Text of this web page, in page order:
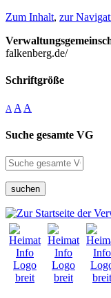
Zum Inhalt, zur
falkenberg.de/
Schriftgröße
A A A
Suche gesamte VG
suchen